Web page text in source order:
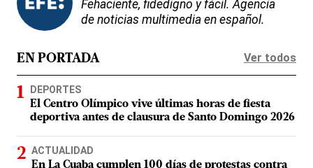
Fehaciente, fidedigno y fácil. Agencia
de noticias multimedia en español.
EN PORTADA Ver todos
DEPORTES
El Centro Olímpico vive últimas horas de fiesta
deportiva antes de clausura de Santo Domingo 2026
ACTUALIDAD
En La Cuaba cumplen 100 días de protestas contra